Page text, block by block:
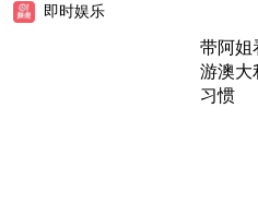
即时娱乐
带阿姐
游澳
习惯